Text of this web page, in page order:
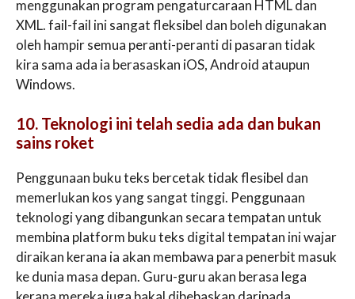
menggunakan program pengaturcaraan HTML dan
XML. fail-fail ini sangat fleksibel dan boleh digunakan
oleh hampir semua peranti-peranti di pasaran tidak
kira sama ada ia berasaskan iOS, Android ataupun
Windows.
10. Teknologi ini telah sedia ada dan bukan
sains roket
Penggunaan buku teks bercetak tidak flesibel dan
memerlukan kos yang sangat tinggi. Penggunaan
teknologi yang dibangunkan secara tempatan untuk
membina platform buku teks digital tempatan ini wajar
diraikan kerana ia akan membawa para penerbit masuk
ke dunia masa depan. Guru-guru akan berasa lega